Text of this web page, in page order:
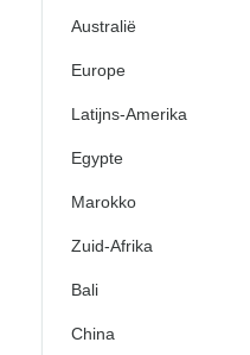
Australië
Europe
Latijns-Amerika
Egypte
Marokko
Zuid-Afrika
Bali
China